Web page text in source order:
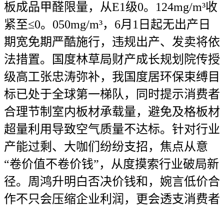
板成品甲醛限量，从E1级0。124mg/m³收
紧至≤0。050mg/m³，6月1日起无出产日
期宽免期严酷施行，违规出产、发卖将依
法措置。国度林草局财产成长规划院传授
级高工张忠涛弥补，我国度居环保束缚目
标已处于全球第一梯队，同时提示消费者
合理节制室内板材承载量，避免及格板材
超量利用导致空气质量不达标。针对行业
产能过剩、大咖们纷纷支招，焦点从意
“卷价值不卷价钱”，从度摸索行业破局新
径。周鸿升明白否决价钱和，婉言低价合
作不只会压缩企业利润，更会透支消费者